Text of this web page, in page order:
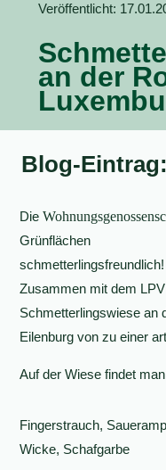
Veröffentlicht:
an der
Blog-Eintrag:
Die
Grünflächen
schmetterlingsfreundlich!
Zusammen mit dem
Schmetterlingswiese an
Eilenburg von zu einer
Auf der Wiese findet
Fingerstrauch,
Wicke, Schafgarbe